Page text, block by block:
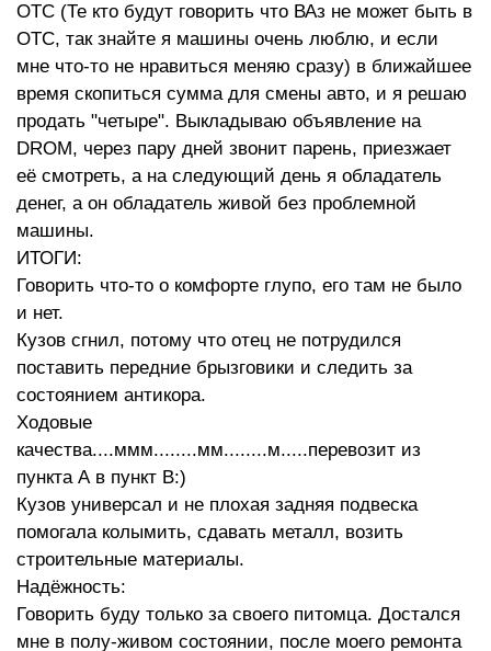
ОТС (Те кто будут говорить что ВАз не может быть в
ОТС, так знайте я машины очень люблю, и если
мне что-то не нравиться меняю сразу) в ближайшее
время скопиться сумма для смены авто, и я решаю
продать "четыре". Выкладываю объявление на
DROM, через пару дней звонит парень, приезжает
её смотреть, а на следующий день я обладатель
денег, а он обладатель живой без проблемной
машины.
ИТОГИ:
Говорить что-то о комфорте глупо, его там не было
и нет.
Кузов сгнил, потому что отец не потрудился
поставить передние брызговики и следить за
состоянием антикора.
Ходовые
качества....ммм........мм........м.....перевозит из
пункта А в пункт В:)
Кузов универсал и не плохая задняя подвеска
помогала колымить, сдавать металл, возить
строительные материалы.
Надёжность:
Говорить буду только за своего питомца. Достался
мне в полу-живом состоянии, после моего ремонта